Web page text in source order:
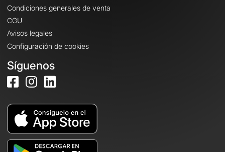
Condiciones generales de venta
CGU
Avisos legales
Configuración de cookies
Síguenos